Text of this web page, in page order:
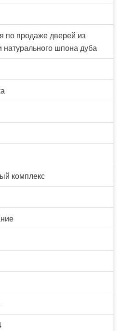
по продаже дверей из
натурального шпона дуба
комплекс